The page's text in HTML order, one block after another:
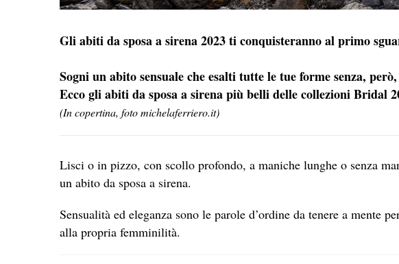
Gli abiti da sposa a sirena 2023 ti conquisteranno al primo
Sogni un abito sensuale che esalti tutte le tue forme senza,
Ecco gli abiti da sposa a sirena più belli delle collezioni Bridal
(In copertina, foto michelaferriero.it)
Lisci o in pizzo, con scollo profondo, a maniche lunghe o senza
un abito da sposa a sirena.
Sensualità ed eleganza sono le parole d’ordine da tenere a mente
alla propria femminilità.